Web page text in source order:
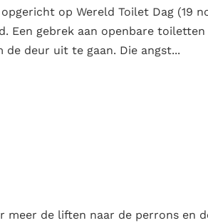
op Wereld Toilet Dag (19
Een gebrek aan openbare
deur uit te gaan. Die angst...
meer de liften naar de perrons en